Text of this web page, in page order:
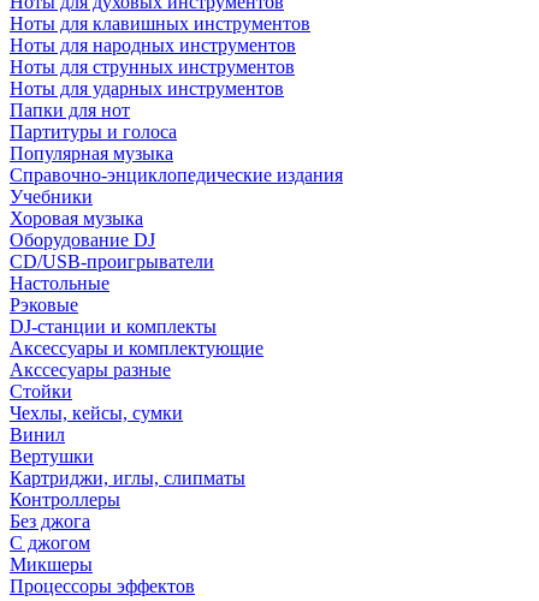
Ноты для клавишных инструментов
Ноты для народных инструментов
Ноты для струнных инструментов
Ноты для ударных инструментов
Папки для нот
Партитуры и голоса
Популярная музыка
Справочно-энциклопедические издания
Учебники
Хоровая музыка
Оборудование DJ
CD/USB-проигрыватели
Настольные
Рэковые
DJ-станции и комплекты
Аксессуары и комплектующие
Акссесуары разные
Стойки
Чехлы, кейсы, сумки
Винил
Вертушки
Картриджи, иглы, слипматы
Контроллеры
Без джога
С джогом
Микшеры
Процессоры эффектов